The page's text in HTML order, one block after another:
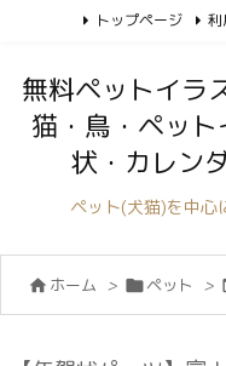
トップページ 利
無料ペットイ
猫・鳥・ペッ
状・カレン
ペット(犬猫)を中心
 ホーム > ペット >